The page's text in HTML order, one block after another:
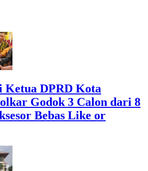
Ketua DPRD Kota
Godok 3 Calon dari 8
Bebas Like or